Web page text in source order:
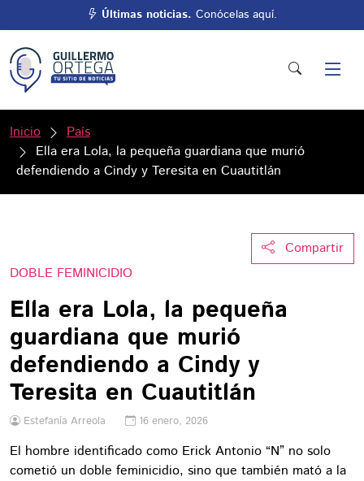
Últimas noticias. Conócelas aquí.
Inicio
País
Ella era Lola, la pequeña guardiana que murió
defendiendo a Cindy y Teresita en Cuautitlán
Compartir
DOBLE FEMINICIDIO
Ella era Lola, la pequeña
guardiana que murió
defendiendo a Cindy y
Teresita en Cuautitlán
Estefanía Arreola 16 enero, 2026
El hombre identificado como Erick Antonio “N” no solo
cometió un doble feminicidio, sino que también mató a la